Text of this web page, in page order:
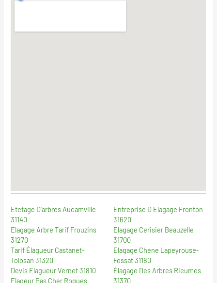
Etetage D'arbres Aucamville
31140
Elagage Arbre Tarif Frouzins
31270
Tarif Élagueur Castanet-
Tolosan 31320
Devis Elagueur Vernet 31810
Elageur Pas Cher Roques
Entreprise D Elagage Fronton
31620
Elagage Cerisier Beauzelle
31700
Elagage Chene Lapeyrouse-
Fossat 31180
Élagage Des Arbres Rieumes
31370